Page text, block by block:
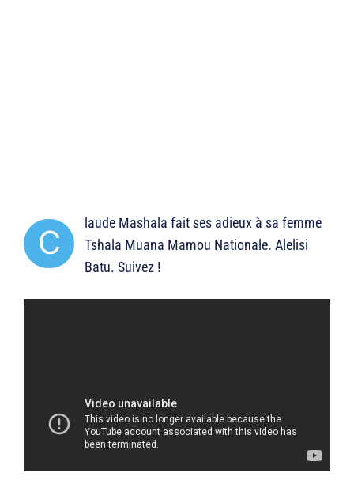
C
laude Mashala fait ses adieux à sa femme
Tshala Muana Mamou Nationale. Alelisi
Batu. Suivez !